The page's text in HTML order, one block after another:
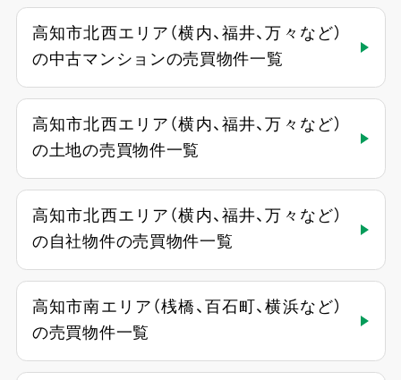
高知市北西エリア（横内、福井、万々など）
の中古マンションの売買物件一覧
高知市北西エリア（横内、福井、万々など）
の土地の売買物件一覧
高知市北西エリア（横内、福井、万々など）
の自社物件の売買物件一覧
高知市南エリア（桟橋、百石町、横浜など）
の売買物件一覧